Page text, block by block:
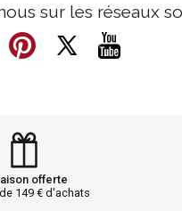
sur les réseaux
offerte
149 € d'achats